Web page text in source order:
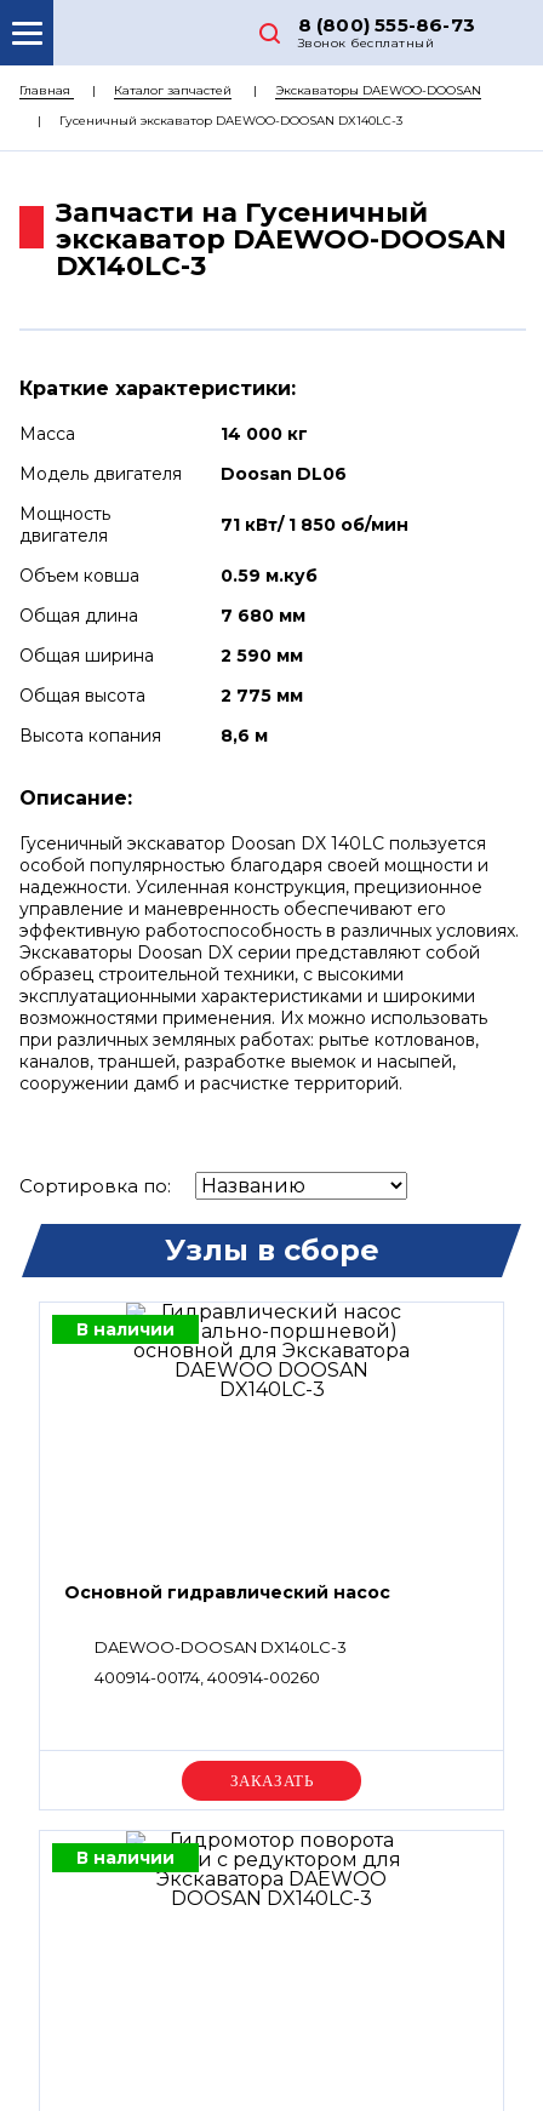
8 (800) 555-86-73
Звонок бесплатный
О НАС
КАТАЛОГ ЗАПЧАСТЕЙ
ДОСТАВКА
Главная Каталог запчастей
Экскаваторы DAEWOO-DOOSAN
Гусеничный экскаватор DAEWOO-DOOSAN DX140LC-3
Запчасти на Гусеничный
экскаватор DAEWOO-DOOSAN
DX140LC-3
Краткие характеристики:
Масса
14 000 кг
Модель двигателя
Doosan DL06
Мощность
двигателя
71 кВт/ 1 850 об/мин
Объем ковша
0.59 м.куб
Общая длина
7 680 мм
Общая ширина
2 590 мм
Общая высота
2 775 мм
Высота копания
8,6 м
Описание:
Гусеничный экскаватор Doosan DX 140LC пользуется
особой популярностью благодаря своей мощности и
надежности. Усиленная конструкция, прецизионное
управление и маневренность обеспечивают его
эффективную работоспособность в различных условиях.
Экскаваторы Doosan DX серии представляют собой
образец строительной техники, с высокими
эксплуатационными характеристиками и широкими
возможностями применения. Их можно использовать
при различных земляных работах: рытье котлованов,
каналов, траншей, разработке выемок и насыпей,
сооружении дамб и расчистке территорий.
Сортировка по:
Узлы в сборе
В наличии
Основной гидравлический насос
DAEWOO-DOOSAN DX140LC-3
400914-00174, 400914-00260
Уточняйте цену
В наличии